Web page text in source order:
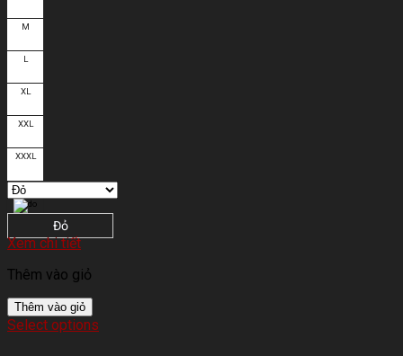
M
L
XL
XXL
XXXL
Đỏ
Xem chi tiết
Thêm vào giỏ
Thêm vào giỏ
Select options